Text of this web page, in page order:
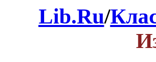
Lib.Ru/